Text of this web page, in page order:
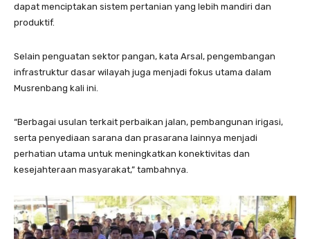
dapat menciptakan sistem pertanian yang lebih mandiri dan
produktif.
Selain penguatan sektor pangan, kata Arsal, pengembangan
infrastruktur dasar wilayah juga menjadi fokus utama dalam
Musrenbang kali ini.
“Berbagai usulan terkait perbaikan jalan, pembangunan irigasi,
serta penyediaan sarana dan prasarana lainnya menjadi
perhatian utama untuk meningkatkan konektivitas dan
kesejahteraan masyarakat,” tambahnya.